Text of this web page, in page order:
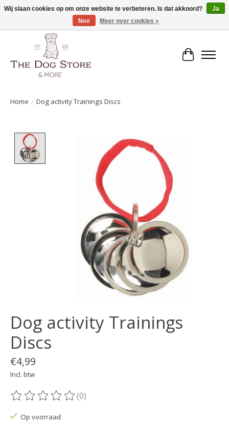
De speciaalzaak in hondenartikelen en meer!
Home / Dog activity Trainings Discs
Product image slideshow Items
Dog activity Trainings
Discs
€4,99
Incl. btw
De beoordeling van dit product is
(0)
Op voorraad
Wij slaan cookies op om onze website te verbeteren. Is dat akkoord?
Ja
Nee
Meer over cookies »